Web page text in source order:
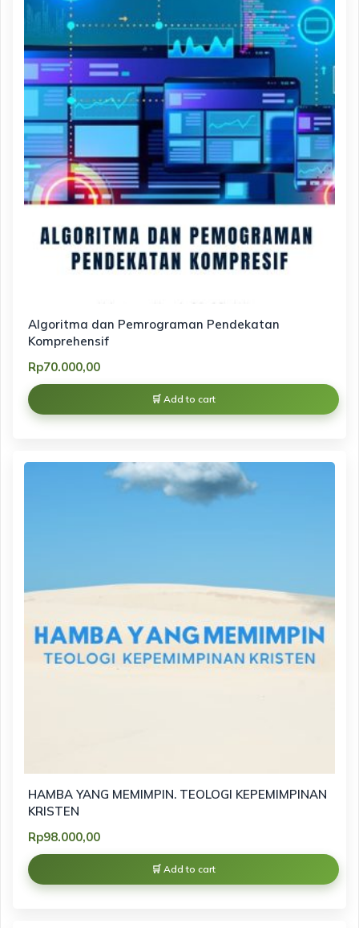
Algoritma dan Pemrograman Pendekatan
Komprehensif
Rp70.000,00
Add to cart
HAMBA YANG MEMIMPIN. TEOLOGI KEPEMIMPINAN
KRISTEN
Rp98.000,00
Add to cart